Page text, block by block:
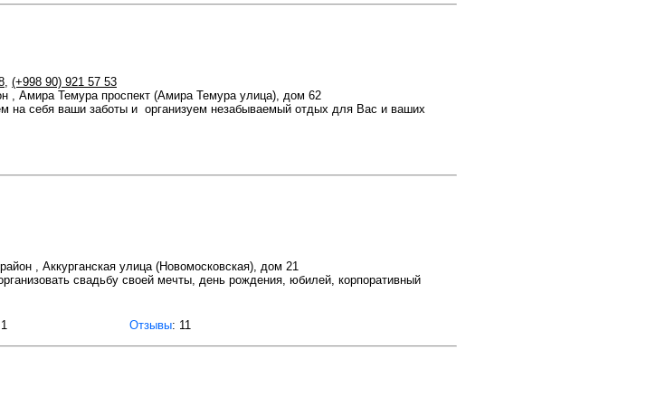
, (+998 90) 921 57 53
, Амира Темура проспект (Амира Темура улица), дом 62
на себя ваши заботы и организуем незабываемый отдых для Вас и ваших
, Аккурганская улица (Новомосковская), дом 21
свадьбу своей мечты, день рождения, юбилей, корпоративный
Отзывы: 11